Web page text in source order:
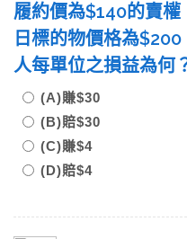
履約價為$140的賣
日標的物價格為
人每單位之損益為何
(A)賺$30
(B)賠$30
(C)賺$4
(D)賠$4